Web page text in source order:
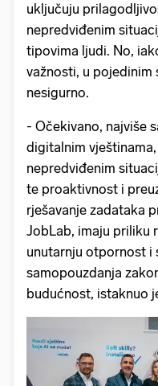
uključuju
nepredviđenim
tipovima ljudi. No,
važnosti, u pojedinim
nesigurno.
- Očekivano, najviše
digitalnim
nepredviđenim
te proaktivnost i
rješavanje zadataka
JobLab, imaju priliku
unutarnju otpornost i
samopouzdanja
budućnost, istaknuo